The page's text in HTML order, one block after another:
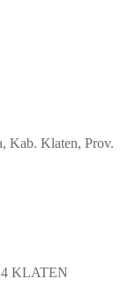
Kab. Klaten, Prov.
KLATEN